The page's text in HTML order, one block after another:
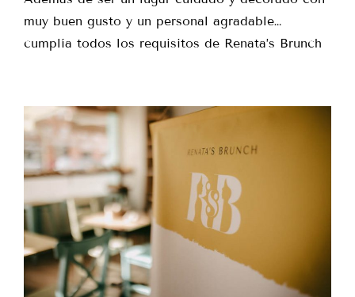
muy buen gusto y un personal agradable…
cumplía todos los requisitos de Renata’s Brunch